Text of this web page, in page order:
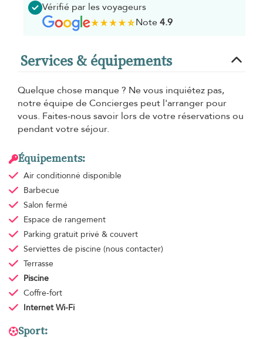
Vérifié par les voyageurs
Note4.9
Services & équipements
Quelque chose manque ? Ne vous inquiétez pas,
notre équipe de Concierges peut l'arranger pour
vous. Faites-nous savoir lors de votre réservations ou
pendant votre séjour.
Équipements:
Air conditionné disponible
Barbecue
Salon fermé
Espace de rangement
Parking gratuit privé & couvert
Serviettes de piscine (nous contacter)
Terrasse
Piscine
Coffre-fort
Internet Wi-Fi
Sport: